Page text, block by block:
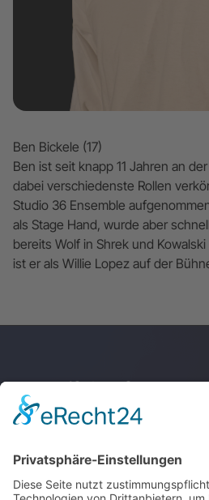
Ben Bickele (17)
Ben ist seit knapp 11 Jahren an
dabei verschiedenste Rollen
Studio 36 Ensemble
als Stage Hand, wurde aber
bereits Wolf in Shrek und
ist er als Willie Lopez auf der
Anschrift & Anfahrt
Junge Akademie
Kupferstraße 36
70565 Stuttgart